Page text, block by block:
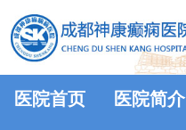
医院首页 医院简介